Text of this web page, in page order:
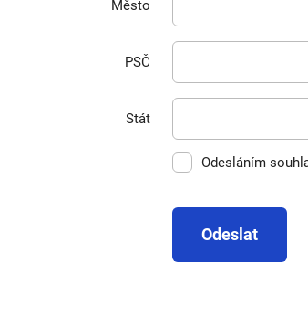
Město
PSČ
Stát
Odesláním
Odeslat